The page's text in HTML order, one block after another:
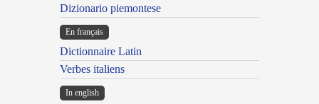
Dizionario piemontese
En français
Dictionnaire Latin
Verbes italiens
In english